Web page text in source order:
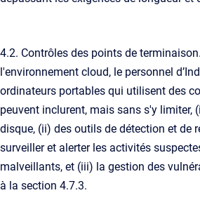
4.2. Contrôles des points de
l'environnement cloud, le personnel
ordinateurs portables qui utilisent des
peuvent inclurent, mais sans s'y limiter,
disque, (ii) des outils de détection et de
surveiller et alerter les activités
malveillants, et (iii) la gestion des
à la section 4.7.3.